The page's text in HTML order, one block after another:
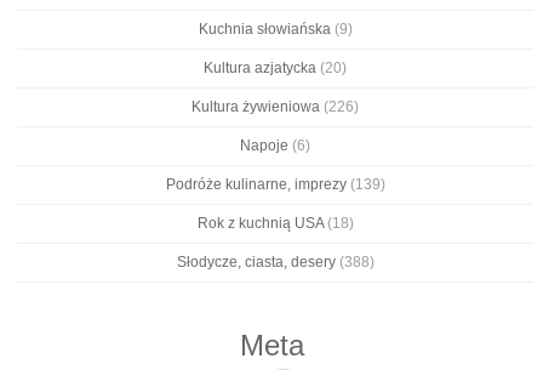
Kuchnia słowiańska(9)
Kultura azjatycka (20)
Kultura żywieniowa (226)
Napoje (6)
Podróże kulinarne, imprezy(139)
Rok z kuchnią USA(18)
Słodycze, ciasta, desery(388)
Meta